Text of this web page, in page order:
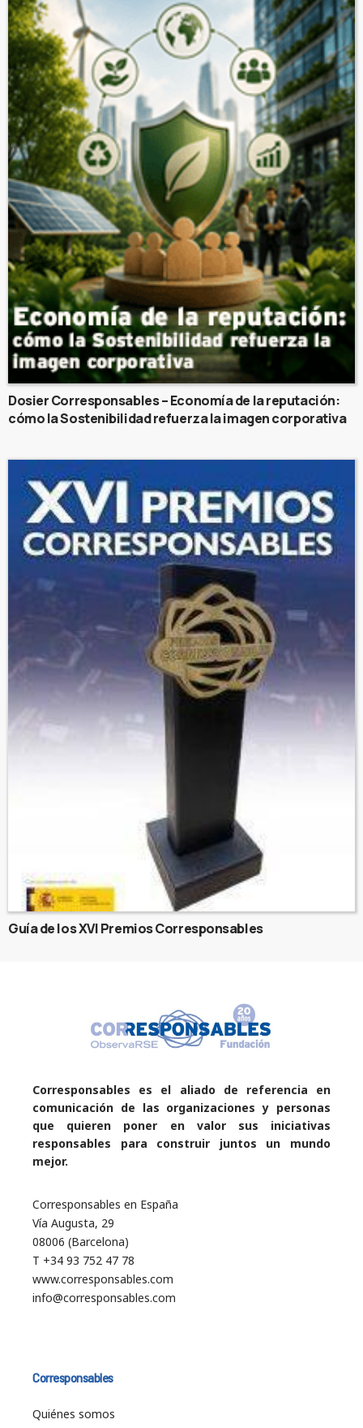
Dosier Corresponsables – Economía de la reputación:
cómo la Sostenibilidad refuerza la imagen corporativa
Guía de los XVI Premios Corresponsables
Corresponsables es el aliado de referencia en
comunicación de las organizaciones y personas
que quieren poner en valor sus iniciativas
responsables para construir juntos un mundo
mejor.
Corresponsables en España
Vía Augusta, 29
08006 (Barcelona)
T +34 93 752 47 78
www.corresponsables.com
info@corresponsables.com
Corresponsables
Quiénes somos